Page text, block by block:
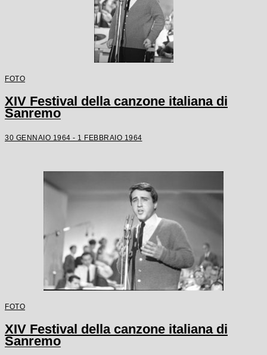
FOTO
XIV Festival della canzone italiana di
Sanremo
30 GENNAIO 1964 - 1 FEBBRAIO 1964
FOTO
XIV Festival della canzone italiana di
Sanremo